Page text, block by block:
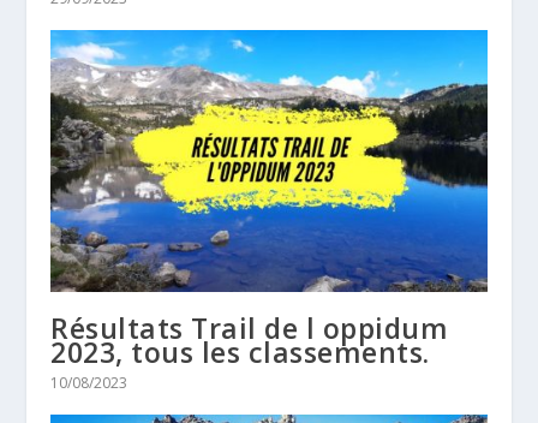
Résultats Trail de l oppidum
2023, tous les classements.
10/08/2023